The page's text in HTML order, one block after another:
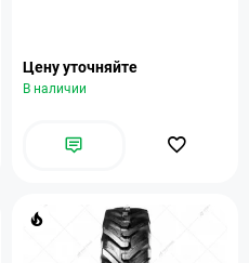
Цену уточняйте
В наличии